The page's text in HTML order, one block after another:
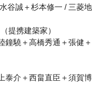
谷誠＋杉本修一 / 三菱地
提携建築家）
鐘驍＋高橋秀通＋張健＋
泰介＋西畠直臣＋須賀博